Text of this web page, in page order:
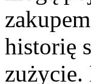
historię
zużycie.